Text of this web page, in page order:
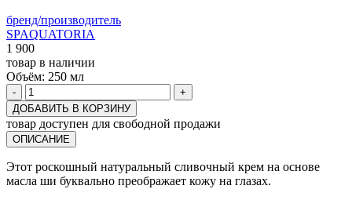
бренд/производитель
SPAQUATORIA
1 900
товар в наличии
Объём: 250 мл
-
+
ДОБАВИТЬ В КОРЗИНУ
товар доступен для свободной продажи
ОПИСАНИЕ
Этот роскошный натуральный сливочный крем на основе
масла ши буквально преображает кожу на глазах.